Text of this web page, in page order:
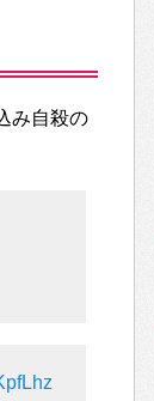
み自殺の